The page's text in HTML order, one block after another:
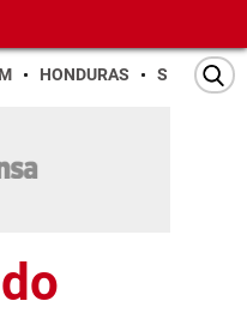
HONDURAS SAN PEDRO